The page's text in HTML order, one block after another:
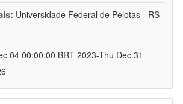
Universidade Federal de Pelotas - RS -
04 00:00:00 BRT 2023-Thu Dec 31